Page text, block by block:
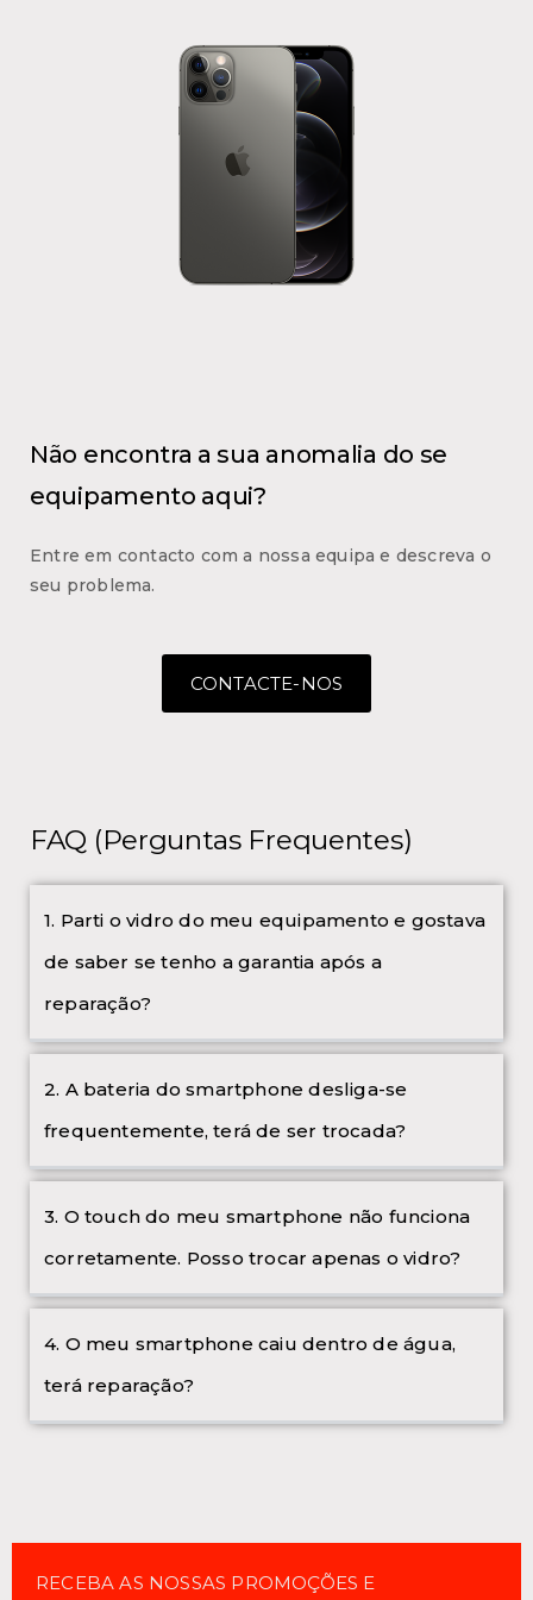
Não encontra a sua anomalia do se
equipamento aqui?
Entre em contacto com a nossa equipa e descreva o
seu problema.
CONTACTE-NOS
FAQ (Perguntas Frequentes)
1. Parti o vidro do meu equipamento e gostava
de saber se tenho a garantia após a
reparação?
2. A bateria do smartphone desliga-se
frequentemente, terá de ser trocada?
3. O touch do meu smartphone não funciona
corretamente. Posso trocar apenas o vidro?
4. O meu smartphone caiu dentro de água,
terá reparação?
RECEBA AS NOSSAS PROMOÇÕES E